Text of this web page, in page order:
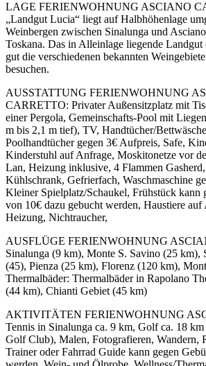
LAGE FERIENWOHNUNG ASCIANO
„Landgut Lucia“ liegt auf Halbhöhenlage
Weinbergen zwischen Sinalunga und
Toskana. Das in Alleinlage liegende Landgut
gut die verschiedenen bekannten
besuchen.
AUSSTATTUNG FERIENWOHNUNG
CARRETTO: Privater Außensitzplatz mit
einer Pergola, Gemeinschafts-Pool mit
m bis 2,1 m tief), TV, Handtücher/
Poolhandtücher gegen 3€ Aufpreis, Safe,
Kinderstuhl auf Anfrage, Moskitonetze vor
Lan, Heizung inklusive, 4 Flammen
Kühlschrank, Gefrierfach, Waschmaschine
Kleiner Spielplatz/Schaukel, Frühstück kann
von 10€ dazu gebucht werden, Haustiere
Heizung, Nichtraucher,
AUSFLÜGE FERIENWOHNUNG
Sinalunga (9 km), Monte S. Savino (25 km),
(45), Pienza (25 km), Florenz (120 km),
Thermalbäder: Thermalbäder in Rapolano
(44 km), Chianti Gebiet (45 km)
AKTIVITÄTEN FERIENWOHNUNG
Tennis in Sinalunga ca. 9 km, Golf ca. 18
Golf Club), Malen, Fotografieren, Wandern,
Trainer oder Fahrrad Guide kann gegen